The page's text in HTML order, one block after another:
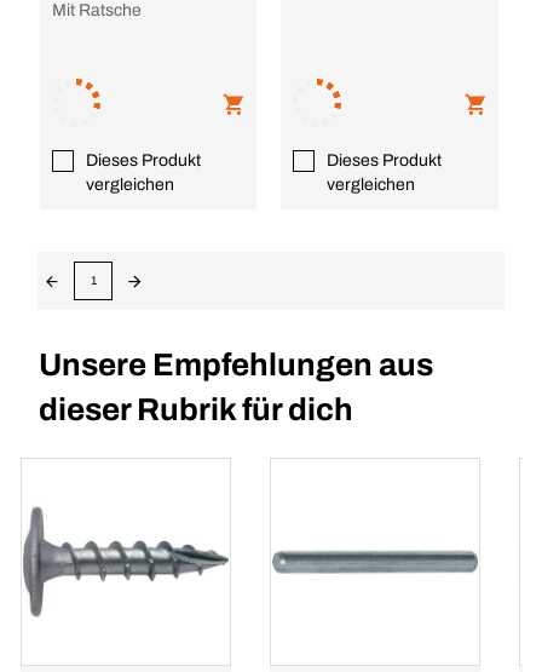
Mit Ratsche
Dieses Produkt
vergleichen
Dieses Produkt
vergleichen
1
Unsere Empfehlungen aus
dieser Rubrik für dich